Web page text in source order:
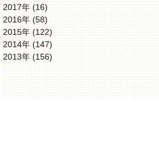
2017年 (16)
2016年 (58)
2015年 (122)
2014年 (147)
2013年 (156)